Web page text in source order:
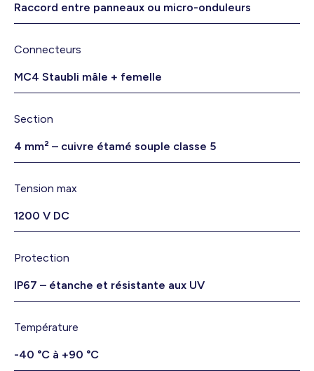
Raccord entre panneaux ou micro-onduleurs
Connecteurs
MC4 Staubli mâle + femelle
Section
4 mm² – cuivre étamé souple classe 5
Tension max
1200 V DC
Protection
IP67 – étanche et résistante aux UV
Température
-40 °C à +90 °C